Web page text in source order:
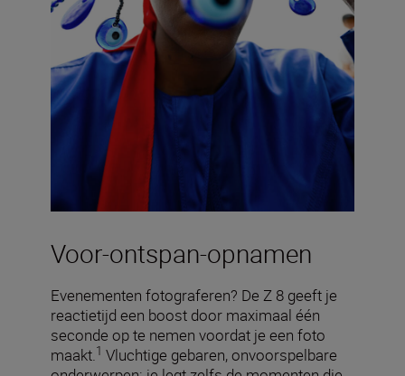
Voor-ontspan-opnamen
Evenementen fotograferen? De Z 8 geeft je
reactietijd een boost door maximaal één
seconde op te nemen voordat je een foto
maakt.1 Vluchtige gebaren, onvoorspelbare